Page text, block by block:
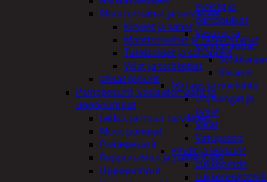
meistit ja
piirtopuikot
Vasarat ja
sorkkaraudat
Vasarat
Mittaus ja merkintä
Linjalangat ja
kynät
Mitat
Vatupassit
Pihdit ja leikkurit
Lukkopihdit
Moottorisahat ja tarvikkeet
Kirveet ja sahat
Moottorisahat ja raivaussahat
Tukkisakset ja sahapukit
Viilat ja teräketjut
Oksasilppurit
Painepesurit, vesiautomaatit ja
uppopumput
Letkut ja muut tarvikkeet
Muut pumput
Painepesurit
Reppuruiskut ja painepullot
Uppopumput